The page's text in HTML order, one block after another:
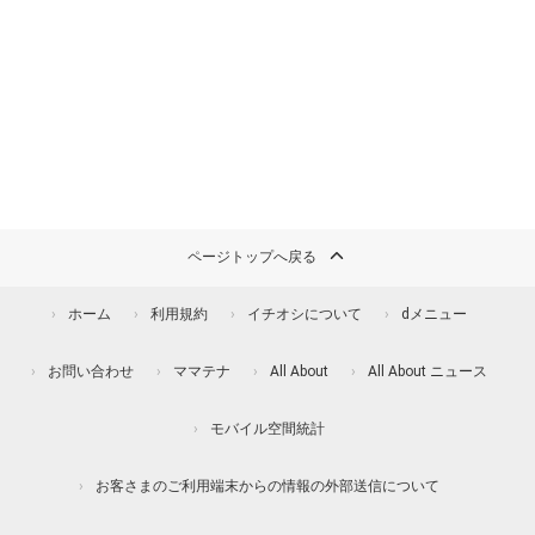
ページトップへ戻る
ホーム 利用規約 イチオシについて dメニュー
お問い合わせ ママテナ All About All About ニュース
モバイル空間統計
お客さまのご利用端末からの情報の外部送信について